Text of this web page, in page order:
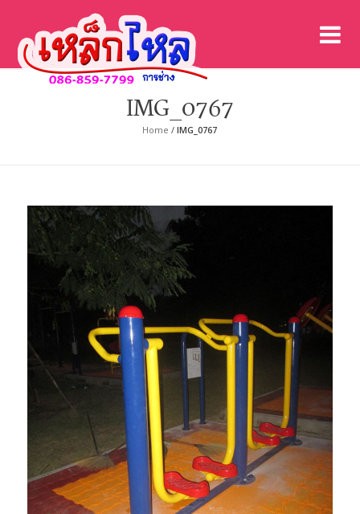
IMG_0767
Home /IMG_0767